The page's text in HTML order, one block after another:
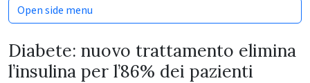
Diabete: nuovo trattamento elimina
l’insulina per l’86% dei pazienti
Open side menu